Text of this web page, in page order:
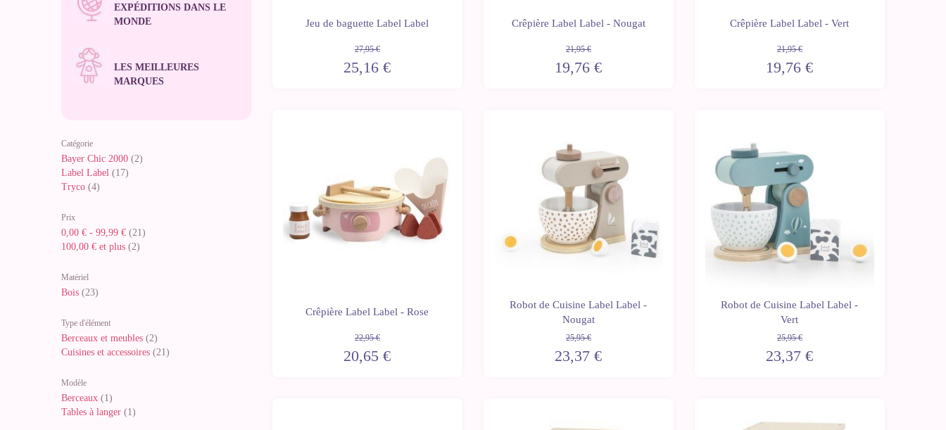
EXPÉDITIONS DANS LE
MONDE
LES MEILLEURES
MARQUES
Catégorie
Bayer Chic 2000 (2)
Label Label (17)
Tryco (4)
Prix
0,00 € - 99,99 € (21)
100,00 € et plus (2)
Matériel
Bois (23)
Type d'élément
Berceaux et meubles (2)
Cuisines et accessoires (21)
Modèle
Berceaux (1)
Tables à langer (1)
Jeu de baguette Label Label
27,95 €
25,16 €
Crêpière Label Label - Nougat
21,95 €
19,76 €
Crêpière Label Label - Vert
21,95 €
19,76 €
Crêpière Label Label - Rose
22,95 €
20,65 €
Robot de Cuisine Label Label -
Nougat
25,95 €
23,37 €
Robot de Cuisine Label Label -
Vert
25,95 €
23,37 €